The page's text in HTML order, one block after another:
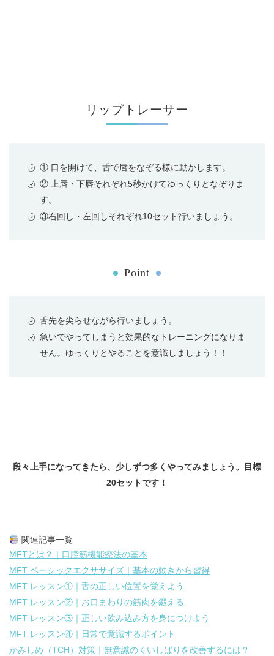
リップトレーサー
① 口を開けて、舌で唇をなぞる様に動かします。
② 上唇・下唇それぞれ5秒かけてゆっくりとなぞりま
す。
③右回し・左回しそれぞれ10セット行いましょう。
Point
舌先を尖らせながら行いましょう。
急いでやってしまうと効果的なトレーニングになりま
せん。ゆっくりとやることを意識しましょう！！
段々上手になってきたら、少しずつ多くやってみましょう。目標
20セットです！
関連記事一覧
MFTとは？｜口腔筋機能療法の基本
MFT ベーシックエクササイズ｜基本の動きから習得
MFT レッスン①｜舌の正しい位置を覚えよう
MFT レッスン②｜お口まわりの筋肉を鍛える
MFT レッスン③｜正しい飲み込み方を身につけよう
MFT レッスン④｜日常で意識するポイント
かみしめ（TCH）対策｜無意識のくいしばりを改善するには？